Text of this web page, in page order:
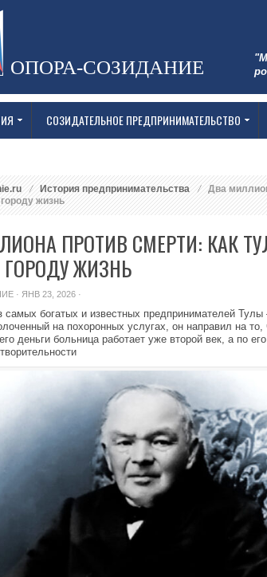
ОПОРА-СОЗИДАНИЕ
СОЗИДАТЕЛЬНОЕ ПРЕДПРИНИМАТЕЛЬСТВО
История предпринимательства
Два
жизнь
ПРОТИВ СМЕРТИ: КАК
ЖИЗНЬ
· ЯНВ 23, 2026 ·
богатых и известных предпринимателей
на похоронных услугах, он направил на то,
деньги больница работает уже второй век, а по